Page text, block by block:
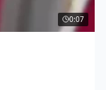
0:07